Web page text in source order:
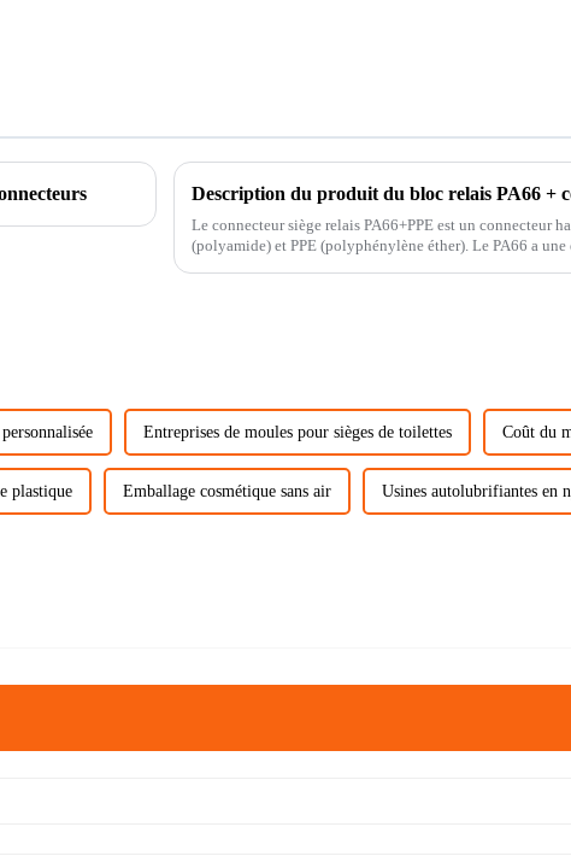
Description du produit du bloc relais PA66 +
Le connecteur siège relais PA66+PPE est un connecteur
(polyamide) et PPE (polyphénylène éther). Le PA66 a une excellente résistance à la chaleur, une résistance
Entreprises de moules pour sièges de toilettes Coût du
plastique Emballage cosmétique sans air Usines autolubrifiantes en